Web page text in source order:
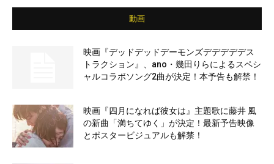
動画
映画『デッドデッドデーモンズデデデデデス
トラクション』、ano・幾田りらによるスペシ
ャルコラボソング2曲が決定！本予告も解禁！
映画『四月になれば彼女は』主題歌に藤井 風
の新曲「満ちてゆく」が決定！最新予告映像
とポスタービジュアルも解禁！